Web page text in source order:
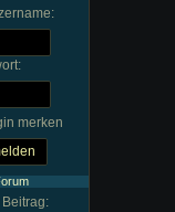
merken